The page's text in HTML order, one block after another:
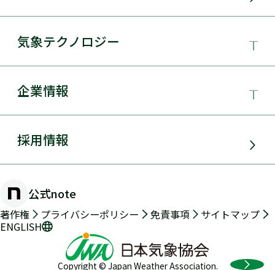
サービス・ソリューション
太陽光発電
環境アセスメント
防災・危機管理・気候変動対策
交通（道路・鉄道・航空・船舶）
気象テクノロジー
気象テクノロジー
総合数値気象予測システムSYNFOS
物理学的手法とAIを用いた日射量の短時間予測
手法の開発
2年先長期気象予測
企業情報
日本気象協会とは
組織概要
沿革
採用情報
公式note
著作権 プライバシーポリシー 免責事項
サイトマップ
ENGLISH
Copyright © Japan Weather Association.